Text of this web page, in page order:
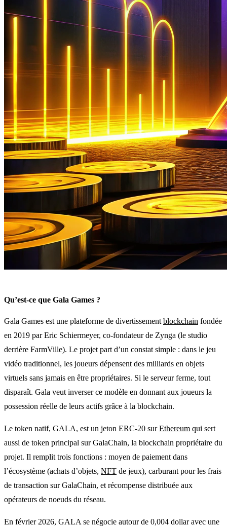
Qu’est-ce que Gala Games ?
Gala Games est une plateforme de divertissement blockchain fondée
en 2019 par Eric Schiermeyer, co-fondateur de Zynga (le studio
derrière FarmVille). Le projet part d’un constat simple : dans le jeu
vidéo traditionnel, les joueurs dépensent des milliards en objets
virtuels sans jamais en être propriétaires. Si le serveur ferme, tout
disparaît. Gala veut inverser ce modèle en donnant aux joueurs la
possession réelle de leurs actifs grâce à la blockchain.
Le token natif, GALA, est un jeton ERC-20 surEthereum qui sert
aussi de token principal sur GalaChain, la blockchain propriétaire du
projet. Il remplit trois fonctions : moyen de paiement dans
l’écosystème (achats d’objets, NFT de jeux), carburant pour les frais
de transaction sur GalaChain, et récompense distribuée aux
opérateurs de noeuds du réseau.
En février 2026, GALA se négocie autour de 0,004 dollar avec une